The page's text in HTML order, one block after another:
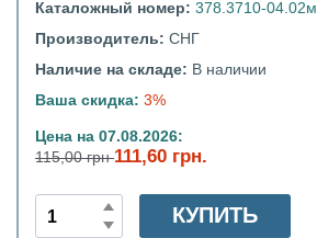
Каталожный номер: 378.3710-04.02м
Производитель: СНГ
Наличие на складе: В наличии
Ваша скидка: 3%
Цена на 07.08.2026:
115,00 грн111,60 грн.
КУПИТЬ